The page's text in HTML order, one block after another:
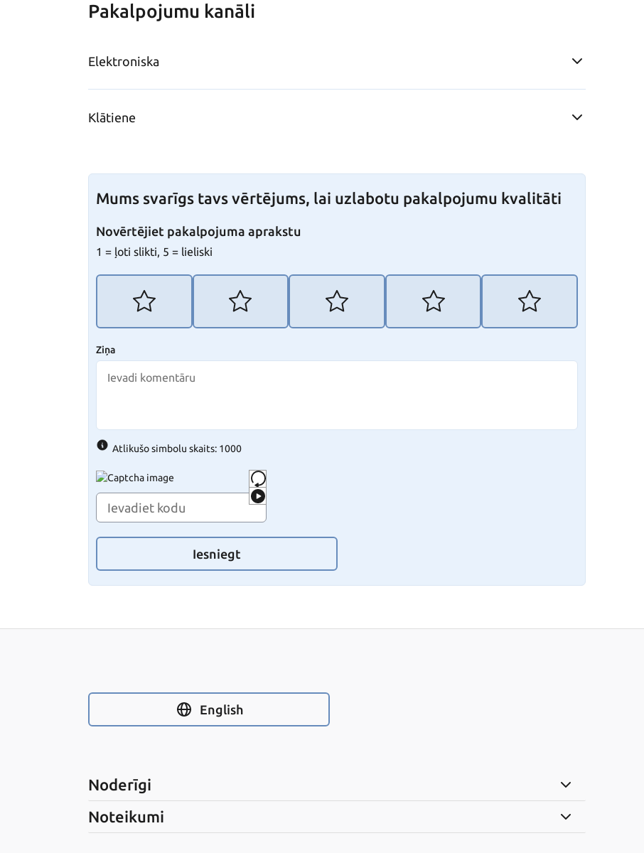
Pakalpojumu kanāli
Elektroniska
Klātiene
Mums svarīgs tavs vērtējums, lai uzlabotu pakalpojumu kvalitāti
Novērtējiet pakalpojuma aprakstu
1 = ļoti slikti, 5 = lieliski
Ziņa
Atlikušo simbolu skaits: 1000
Iesniegt
English
Noderīgi
Noteikumi